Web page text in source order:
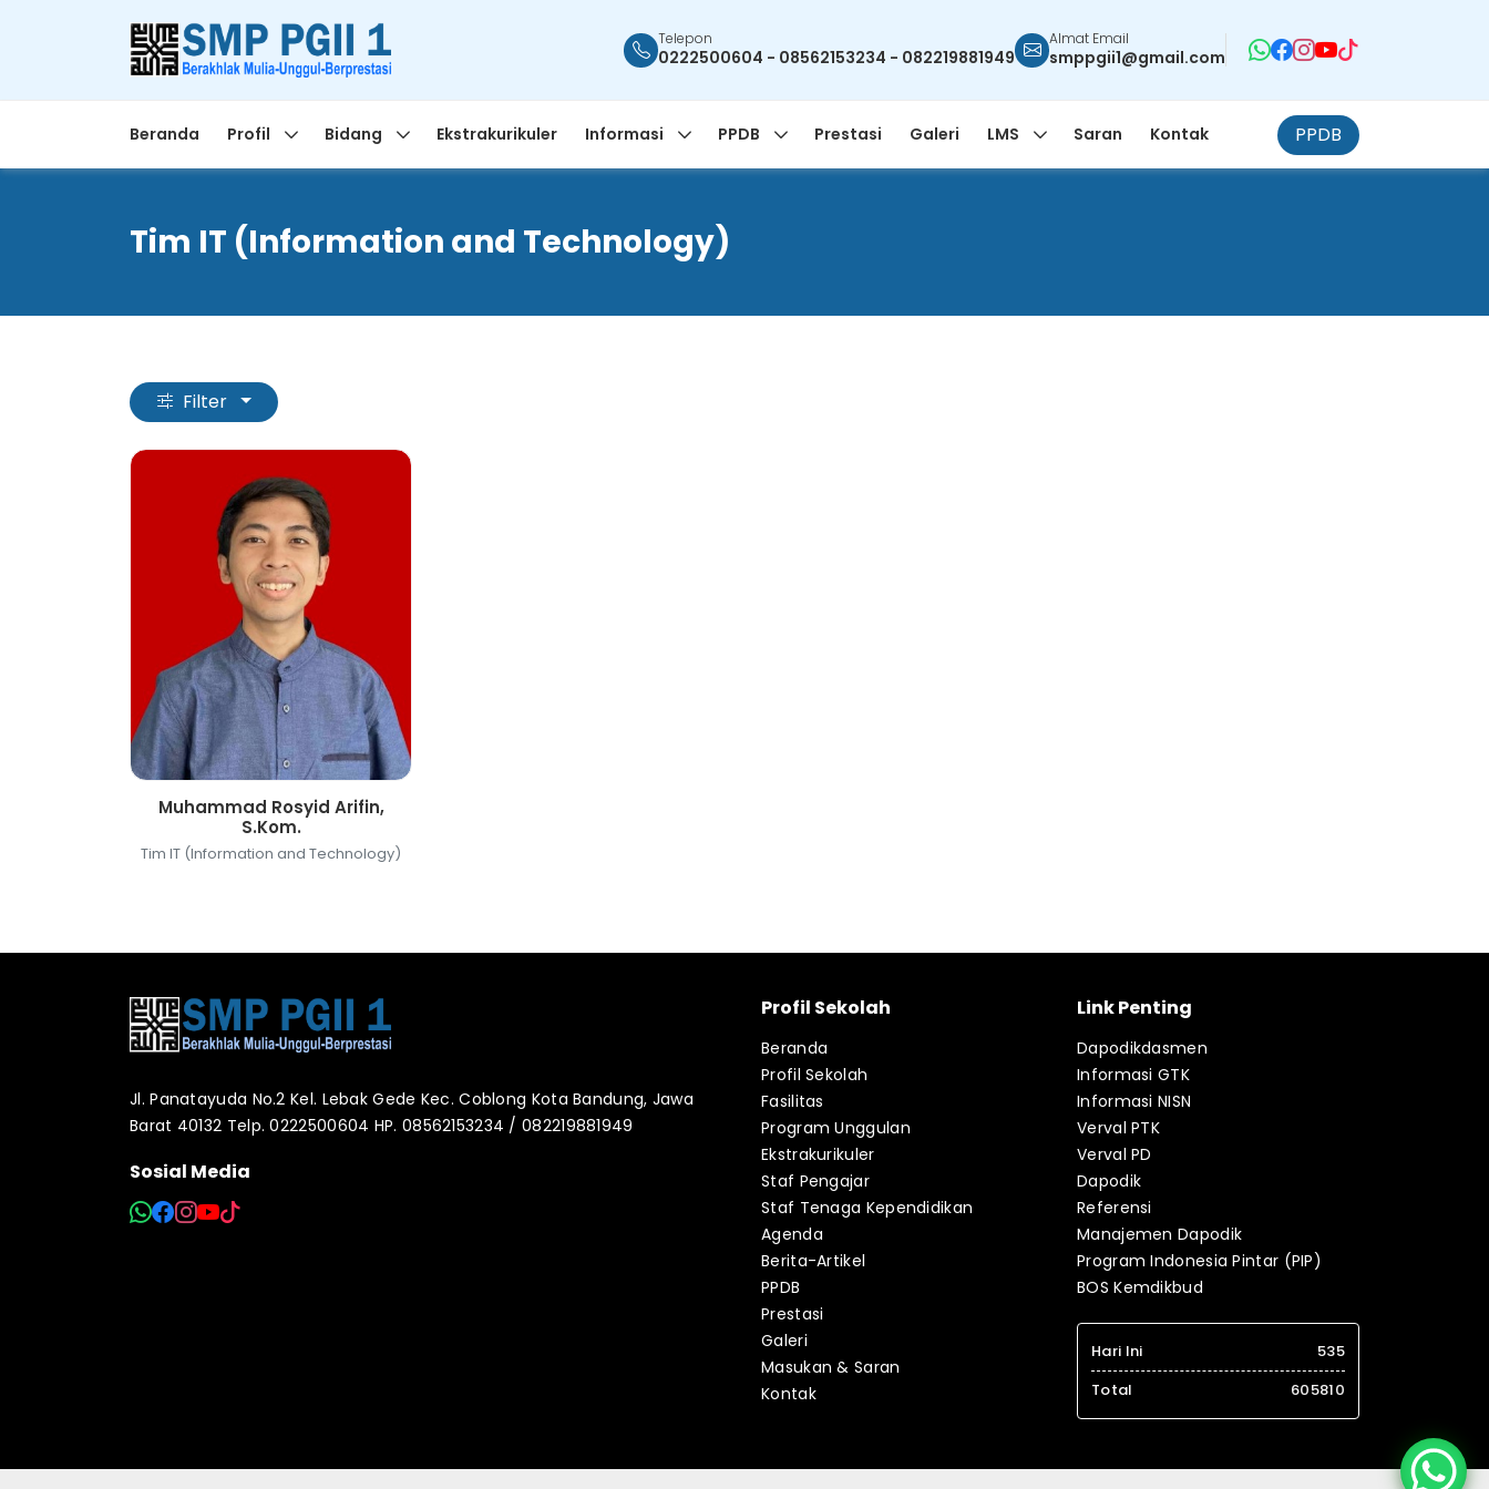
Telepon
0222500604 - 08562153234 - 082219881949
Almat Email
smppgii1@gmail.com
Beranda Profil Bidang Ekstrakurikuler Informasi PPDB Prestasi Galeri LMS Saran Kontak PPDB
Tim IT (Information and Technology)
Filter
Muhammad Rosyid Arifin,
S.Kom.
Tim IT (Information and Technology)
Jl. Panatayuda No.2 Kel. Lebak Gede Kec. Coblong Kota Bandung, Jawa
Barat 40132 Telp. 0222500604 HP. 08562153234 / 082219881949
Sosial Media
Profil Sekolah
Beranda
Profil Sekolah
Fasilitas
Program Unggulan
Ekstrakurikuler
Staf Pengajar
Staf Tenaga Kependidikan
Agenda
Berita-Artikel
PPDB
Prestasi
Galeri
Masukan & Saran
Kontak
Link Penting
Dapodikdasmen
Informasi GTK
Informasi NISN
Verval PTK
Verval PD
Dapodik
Referensi
Manajemen Dapodik
Program Indonesia Pintar (PIP)
BOS Kemdikbud
Hari Ini
535
Total
605810